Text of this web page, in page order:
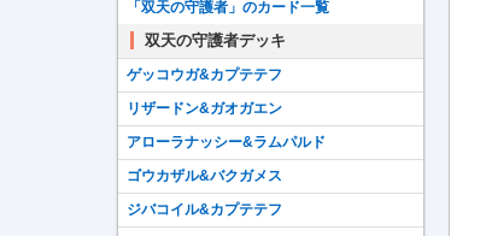
「双天の守護者」のカード一覧
双天の守護者デッキ
ゲッコウガ&カプテテフ
リザードン&ガオガエン
アローラナッシー&ラムパルド
ゴウカザル&バクガメス
ジバコイル&カプテテフ